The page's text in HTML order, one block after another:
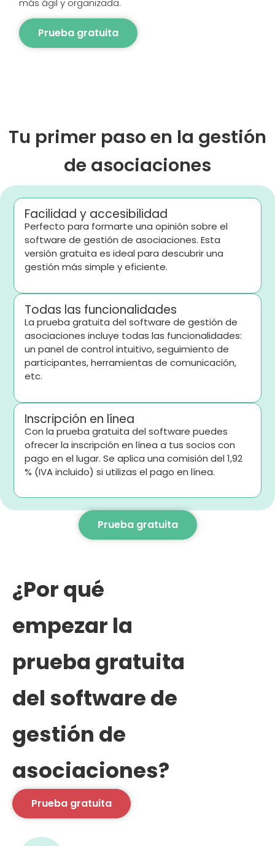
más ágil y organizada.
Prueba gratuita
Tu primer paso en la gestión
de asociaciones
Facilidad y accesibilidad
Perfecto para formarte una opinión sobre el
software de gestión de asociaciones. Esta
versión gratuita es ideal para descubrir una
gestión más simple y eficiente.
Todas las funcionalidades
La prueba gratuita del software de gestión de
asociaciones incluye todas las funcionalidades:
un panel de control intuitivo, seguimiento de
participantes, herramientas de comunicación,
etc.
Inscripción en línea
Con la prueba gratuita del software puedes
ofrecer la inscripción en línea a tus socios con
pago en el lugar. Se aplica una comisión del 1,92
% (IVA incluido) si utilizas el pago en línea.
Prueba gratuita
¿Por qué
empezar la
prueba gratuita
del software de
gestión de
asociaciones?
Prueba gratuita